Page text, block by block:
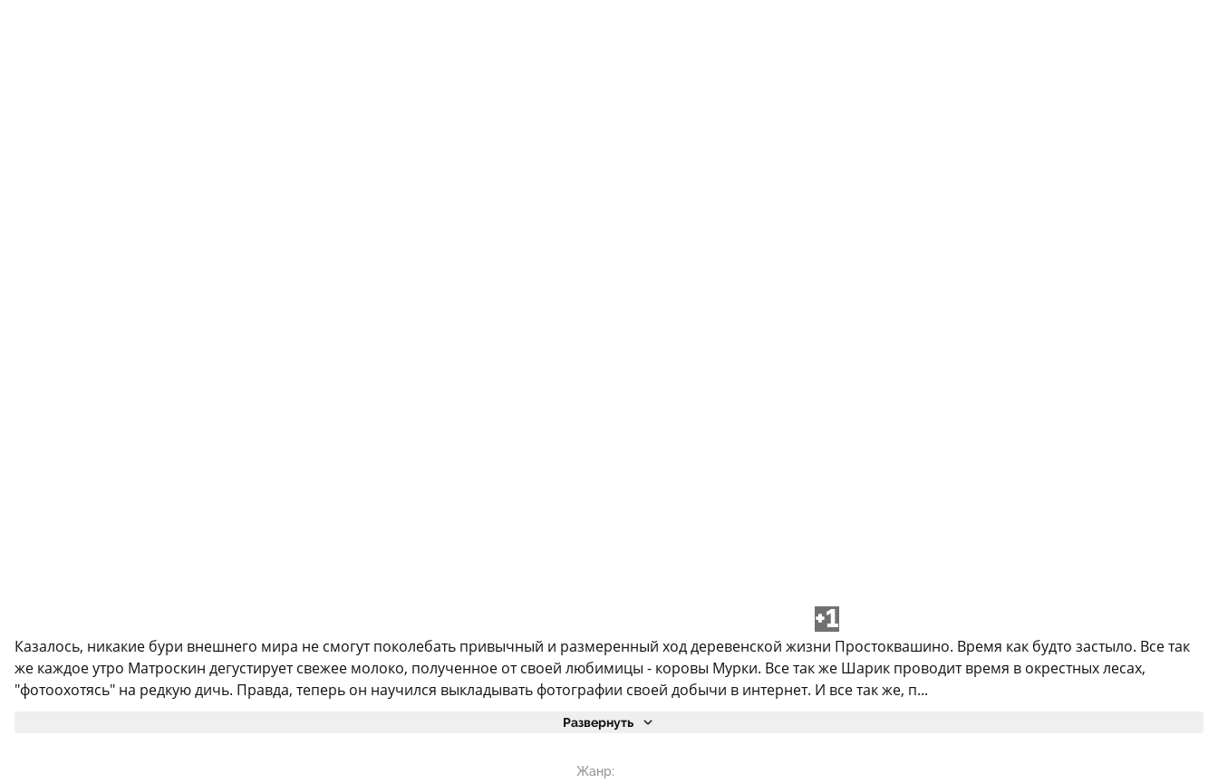
+1
Казалось, никакие бури внешнего мира не смогут поколебать привычный и размеренный ход деревенской жизни Простоквашино. Время как будто застыло. Все так
же каждое утро Матроскин дегустирует свежее молоко, полученное от своей любимицы - коровы Мурки. Все так же Шарик проводит время в окрестных лесах,
"фотоохотясь" на редкую дичь. Правда, теперь он научился выкладывать фотографии своей добычи в интернет. И все так же, п...
Развернуть
Жанр: